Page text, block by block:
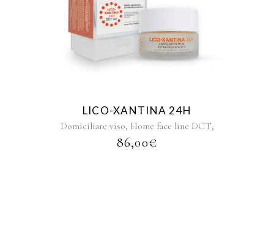
LICO-XANTINA 24H
Domiciliare viso, Home face line DCT,
86,00€